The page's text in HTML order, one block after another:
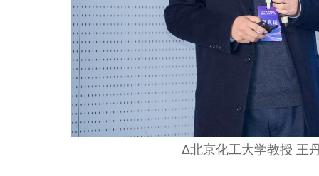
Δ北京化工大学教授 王